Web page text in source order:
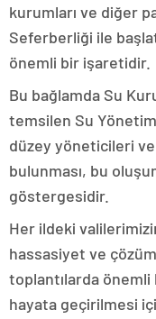
kurumları ve diğer
Seferberliği ile
önemli bir işaretidir.
Bu bağlamda Su
temsilen Su
düzey yöneticileri
bulunması, bu
göstergesidir.
Her ildeki
hassasiyet ve
toplantılarda önemli
hayata geçirilmesi